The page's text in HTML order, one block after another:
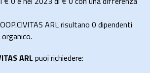
ARL risultano 0 dipendenti
ARL puoi richiedere: